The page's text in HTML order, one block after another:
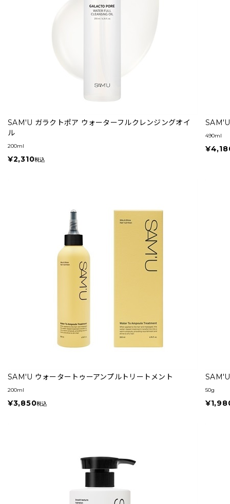
SAM'U ガラクトポア ウォーターフルクレンジングオイ
ル
200ml
¥2,310税込
490ml
SAM'U ウォータートゥーアンプルトリートメント
200ml
¥3,850税込
50g